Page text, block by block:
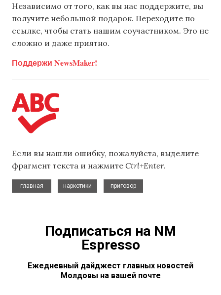
Независимо от того, как вы нас поддержите, вы
получите небольшой подарок. Переходите по
ссылке, чтобы стать нашим соучастником. Это не
сложно и даже приятно.
Поддержи NewsMaker!
Если вы нашли ошибку, пожалуйста, выделите
фрагмент текста и нажмите Ctrl+Enter.
главная
наркотики
приговор
Подписаться на NM
Espresso
Ежедневный дайджест главных новостей
Молдовы на вашей почте